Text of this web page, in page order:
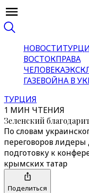
НОВОСТИ
ВОСТОКПРАВА
ЧЕЛОВЕКА
ГАЗЕВОЙНА В
ТУРЦИЯ
1 МИН ЧТЕНИЯ
Зеленский
По словам
переговоров лидеры
подготовку к
крымских татар
Поделиться